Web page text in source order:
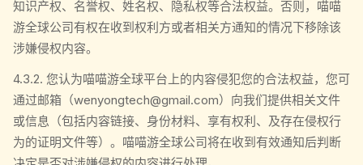
知识产权、名誉权、姓名权、隐私权等合法权益。否则，喵喵
游全球公司有权在收到权利方或者相关方通知的情况下移除该
涉嫌侵权内容。
4.3.2. 您认为喵喵游全球平台上的内容侵犯您的合法权益，您可
通过邮箱（wenyongtech@gmail.com）向我们提供相关文件
或信息（包括内容链接、身份材料、享有权利、及存在侵权行
为的证明文件等）。喵喵游全球公司将在收到有效通知后判断